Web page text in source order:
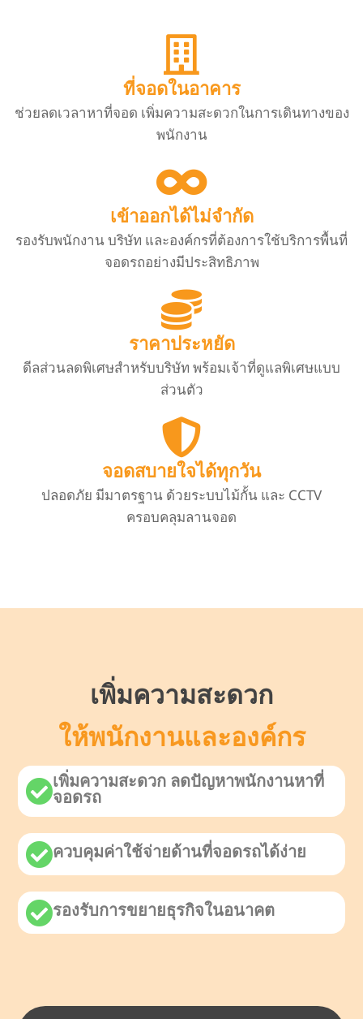
ที่จอดในอาคาร
ช่วยลดเวลาหาที่จอด เพิ่มความสะดวกในการเดินทางของ
พนักงาน
เข้าออกได้ไม่จำกัด
รองรับพนักงาน บริษัท และองค์กรที่ต้องการใช้บริการพื้นที่
จอดรถอย่างมีประสิทธิภาพ
ราคาประหยัด
ดีลส่วนลดพิเศษสำหรับบริษัท พร้อมเจ้าที่ดูแลพิเศษแบบ
ส่วนตัว
จอดสบายใจได้ทุกวัน
ปลอดภัย มีมาตรฐาน ด้วยระบบไม้กั้น และ CCTV
ครอบคลุมลานจอด
เพิ่มความสะดวก
ให้พนักงานและองค์กร
เพิ่มความสะดวก ลดปัญหาพนักงานหาที่
จอดรถ
ควบคุมค่าใช้จ่ายด้านที่จอดรถได้ง่าย
รองรับการขยายธุรกิจในอนาคต